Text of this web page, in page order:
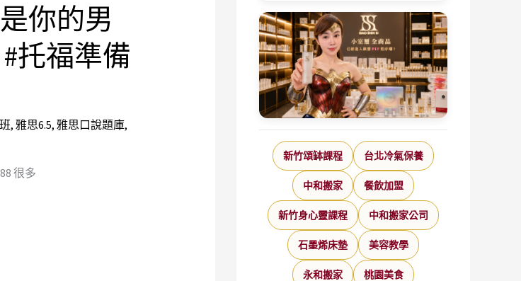
你的男
托福準備
, 雅思6.5, 雅思口說題庫,
很多
新竹頌缽課程 台北冷氣保養
中和搬家 餐飲加盟
新竹身心靈課程 中和搬家公司
石墨烯床墊 美容教學
永和搬家 桃園美食